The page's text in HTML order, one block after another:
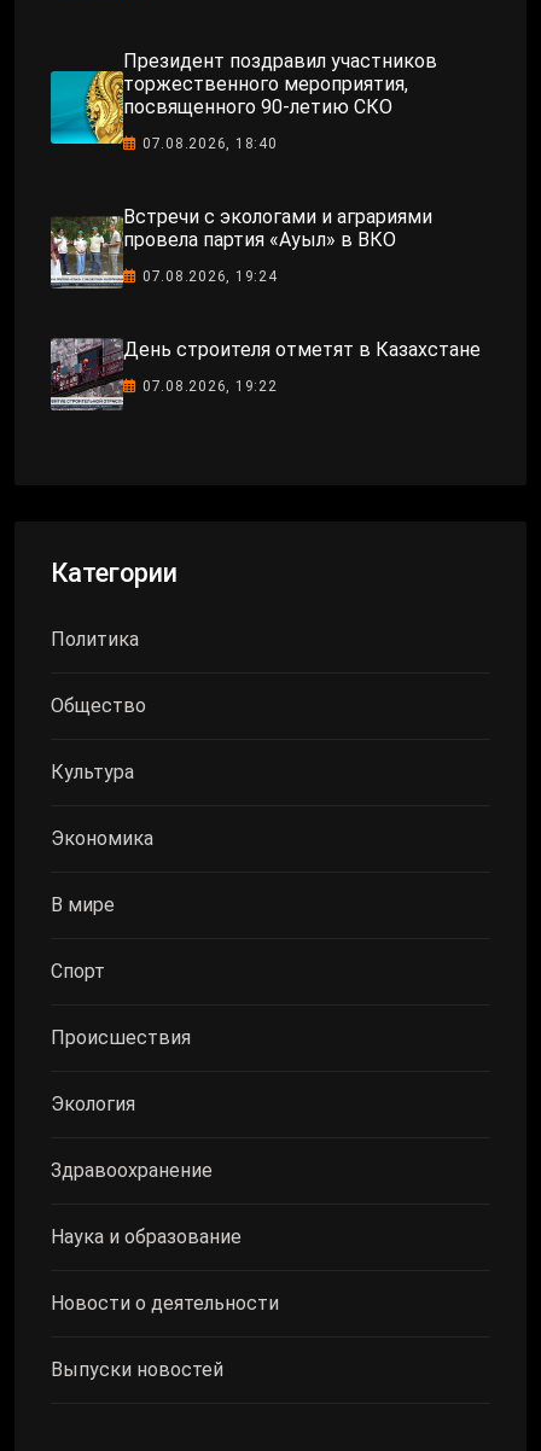
Президент поздравил участников
торжественного мероприятия,
посвященного 90-летию СКО
07.08.2026, 18:40
Встречи с экологами и аграриями
провела партия «Ауыл» в ВКО
07.08.2026, 19:24
День строителя отметят в Казахстане
07.08.2026, 19:22
Категории
Политика
Общество
Культура
Экономика
В мире
Спорт
Происшествия
Экология
Здравоохранение
Наука и образование
Новости о деятельности
Выпуски новостей